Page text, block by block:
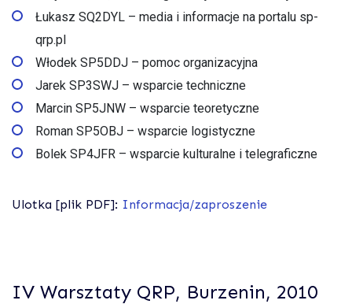
Łukasz SQ2DYL – media i informacje na portalu sp-
qrp.pl
Włodek SP5DDJ – pomoc organizacyjna
Jarek SP3SWJ – wsparcie techniczne
Marcin SP5JNW – wsparcie teoretyczne
Roman SP5OBJ – wsparcie logistyczne
Bolek SP4JFR – wsparcie kulturalne i telegraficzne
Ulotka [plik PDF]: Informacja/zaproszenie
IV Warsztaty QRP, Burzenin, 2010